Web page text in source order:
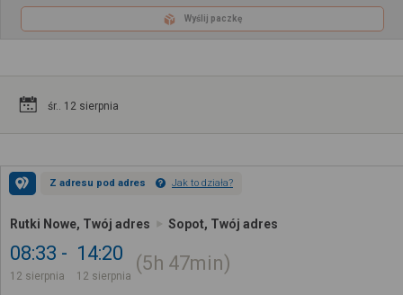
Wyślij paczkę
śr.. 12 sierpnia
Z adresu pod adres Jak to działa?
Rutki Nowe, Twój adres Sopot, Twój adres
08:33
12 sierpnia
14:20
12 sierpnia
5h 47min